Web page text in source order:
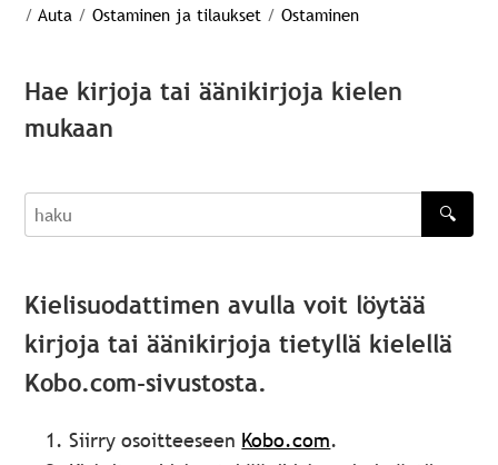
/ Auta / Ostaminen ja tilaukset / Ostaminen
Hae kirjoja tai äänikirjoja kielen
mukaan
haku
🔍
Kielisuodattimen avulla voit löytää
kirjoja tai äänikirjoja tietyllä kielellä
Kobo.com-sivustosta.
Siirry osoitteeseen Kobo.com.